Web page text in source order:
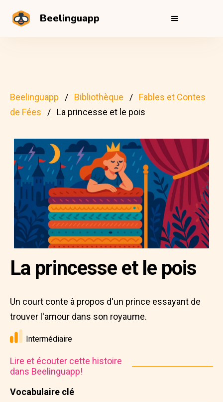
Beelinguapp
Beelinguapp Bibliothèque
Fables et Contes
de Fées
La princesse et le pois
Vocabulaire clé
La princesse et le pois
Un court conte à propos d'un prince essayant de
trouver l'amour dans son royaume.
Intermédiaire
Lire et écouter cette histoire
dans Beelinguapp!